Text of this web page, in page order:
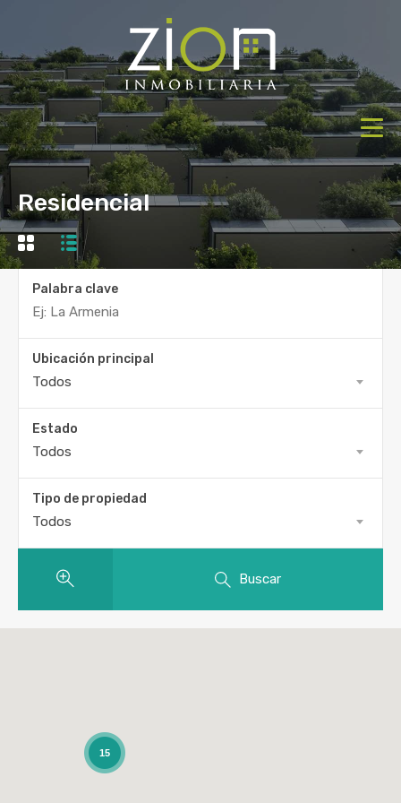
Residencial
Palabra clave
Ubicación principal
Todos
Estado
Todos
Tipo de propiedad
Todos
Buscar
15